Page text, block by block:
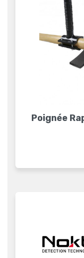
Poignée